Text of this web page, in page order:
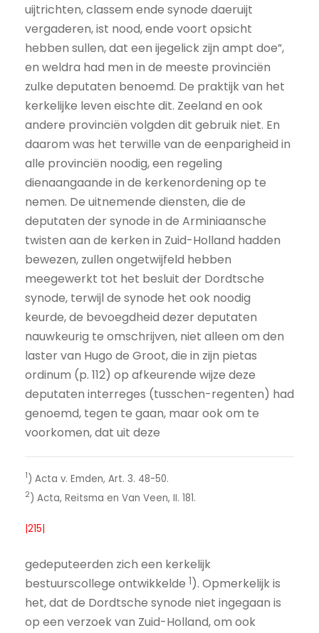
uijtrichten, classem ende synode daeruijt
vergaderen, ist nood, ende voort opsicht
hebben sullen, dat een ijegelick zijn ampt doe”,
en weldra had men in de meeste provinciën
zulke deputaten benoemd. De praktijk van het
kerkelijke leven eischte dit. Zeeland en ook
andere provinciën volgden dit gebruik niet. En
daarom was het terwille van de eenparigheid in
alle provinciën noodig, een regeling
dienaangaande in de kerkenordening op te
nemen. De uitnemende diensten, die de
deputaten der synode in de Arminiaansche
twisten aan de kerken in Zuid-Holland hadden
be­wezen, zullen ongetwijfeld hebben
meegewerkt tot het besluit der Dordtsche
synode, terwijl de synode het ook noodig
keurde, de bevoegdheid dezer deputaten
nauwkeurig te omschrijven, niet alleen om den
laster van Hugo de Groot, die in zijn pietas
ordinum (p. 112) op afkeurende wijze deze
deputaten interreges (tusschen-regenten) had
genoemd, tegen te gaan, maar ook om te
voorkomen, dat uit deze
1) Acta v. Emden, Art. 3. 48-50.
2) Acta, Reitsma en Van Veen, II. 181.
|215|
gedeputeerden zich een kerkelijk
bestuurscollege ontwikkelde 1). Opmerkelijk is
het, dat de Dordtsche synode niet ingegaan is
op een verzoek van Zuid-Holland, om ook